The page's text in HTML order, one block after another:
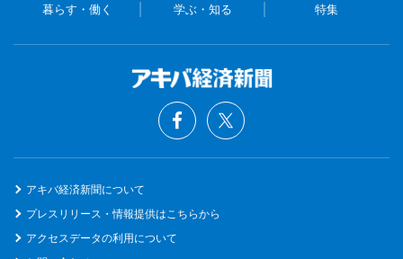
暮らす・働く 学ぶ・知る 特集
アキバ経済新聞について
プレスリリース・情報提供はこちらから
アクセスデータの利用について